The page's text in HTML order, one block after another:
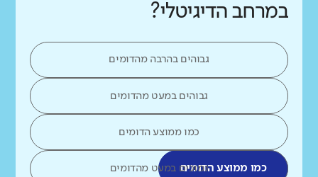
במרחב הדיגיטלי?
גבוהים בהרבה מהדומים
גבוהים במעט מהדומים
כמו ממוצע הדומים
כמו ממוצע הדומיםנמוכים במעט מהדומים